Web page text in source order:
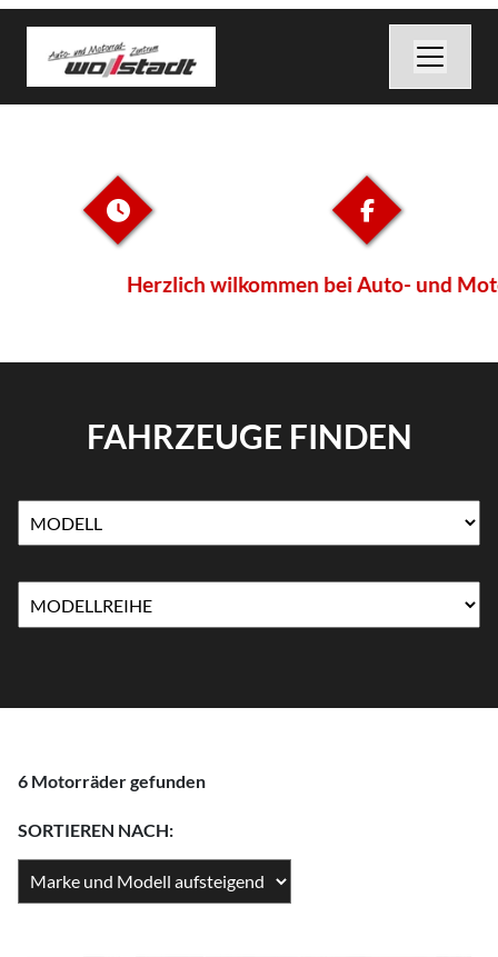
Herzlich wilkommen bei Auto- und
FAHRZEUGE FINDEN
6 Motorräder gefunden
SORTIEREN NACH: